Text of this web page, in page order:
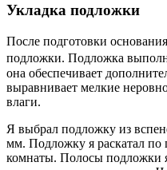
Укладка подложки
После подготовки
подложки. Подложка
она обеспечивает
выравнивает мелкие
влаги.
Я выбрал подложку из
мм. Подложку я раскатал по
комнаты. Полосы подложки